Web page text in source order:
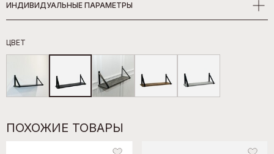
ИНДИВИДУАЛЬНЫЕ ПАРАМЕТРЫ
ЦВЕТ
ПОХОЖИЕ ТОВАРЫ